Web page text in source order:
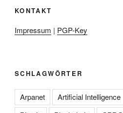
KONTAKT
Impressum | PGP-Key
SCHLAGWÖRTER
Arpanet Artificial Intelligence